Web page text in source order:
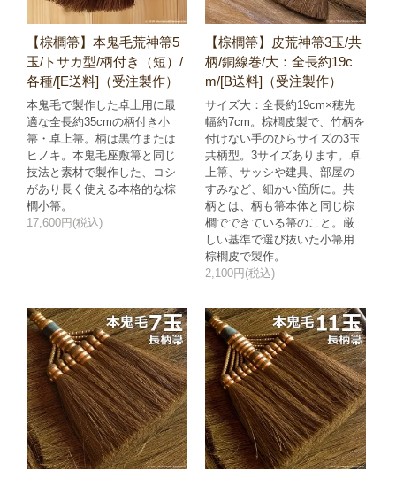
【棕櫚箒】本鬼毛荒神箒5
玉/トサカ型/柄付き（短）/
各種/[E送料]（受注製作）
本鬼毛で製作した卓上用に最
適な全長約35cmの柄付き小
箒・卓上箒。柄は黒竹または
ヒノキ。本鬼毛座敷箒と同じ
技法と素材で製作した、コシ
があり長く使える本格的な棕
櫚小箒。
17,600円(税込)
【棕櫚箒】皮荒神箒3玉/共
柄/銅線巻/大：全長約19c
m/[B送料]（受注製作）
サイズ大：全長約19cm×穂先
幅約7cm。棕櫚皮製で、竹柄を
付けない手のひらサイズの3玉
共柄型。3サイズあります。卓
上箒、サッシや建具、部屋の
すみなど、細かい箇所に。共
柄とは、柄も箒本体と同じ棕
櫚でできている箒のこと。厳
しい基準で選び抜いた小箒用
棕櫚皮で製作。
2,100円(税込)